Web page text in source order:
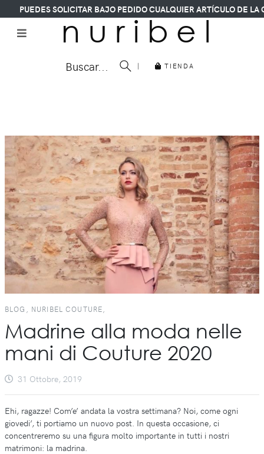
SOLICITAR BAJO PEDIDO CUALQUIER ARTÍCULO DE LA
n u r i b e l
Buscar... | TIENDA
BLOG, NURIBEL COUTURE,
Madrine alla moda nelle
mani di Couture 2020
31 Ottobre, 2019
Ehi, ragazze! Com’e’ andata la vostra settimana? Noi, come ogni
giovedi’, ti portiamo un nuovo post. In questa occasione, ci
concentreremo su una figura molto importante in tutti i nostri
matrimoni: la madrina.